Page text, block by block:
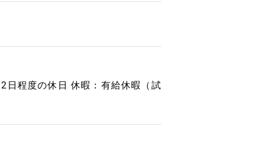
日程度の休日 休暇：有給休暇（試